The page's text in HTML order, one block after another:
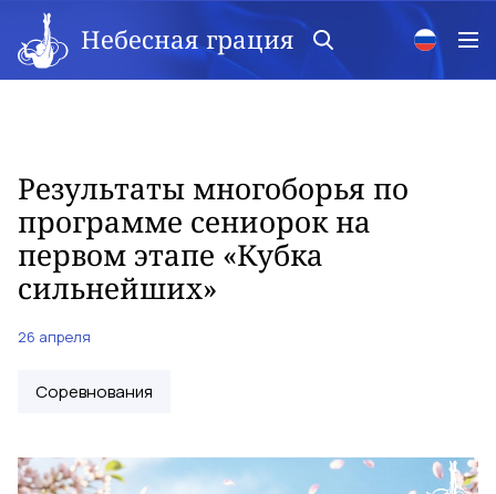
Небесная грация
Результаты многоборья по
программе сениорок на
первом этапе «Кубка
сильнейших»
26 апреля
Соревнования